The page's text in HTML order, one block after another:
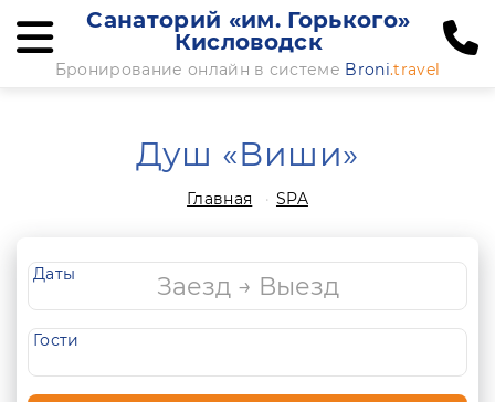
Санаторий «им. Горького»
Кисловодск
Бронирование онлайн в системе Broni.travel
Душ «Виши»
Главная SPA
Даты
Гости